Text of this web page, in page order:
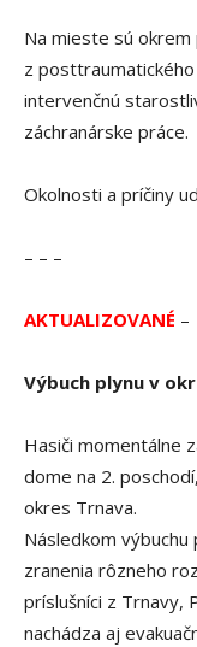
Na mieste sú
z
intervenčnú
záchranárske práce.
Okolnosti a príčiny
– – –
AKTUALIZOVANÉ –
Výbuch plynu v
Hasiči momentálne
dome na 2.
okres Trnava.
Následkom
zranenia rôzneho
príslušníci z Trnavy,
nachádza aj